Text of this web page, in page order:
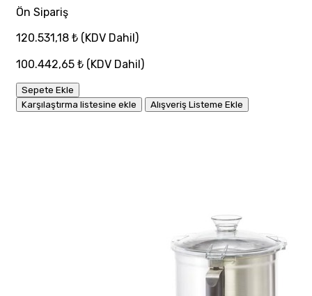
Ön Sipariş
120.531,18 ₺ (KDV Dahil)
100.442,65 ₺ (KDV Dahil)
Sepete Ekle
Karşılaştırma listesine ekle
Alışveriş Listeme Ekle